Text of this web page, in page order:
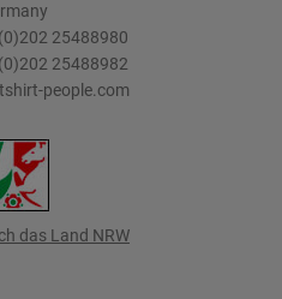
25488980
25488982
people.com
das Land NRW